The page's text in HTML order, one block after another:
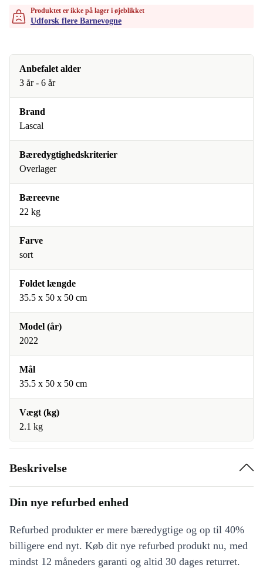
Produktet er ikke på lager i øjeblikket
Udforsk flere Barnevogne
Anbefalet alder
3 år - 6 år
Brand
Lascal
Bæredygtighedskriterier
Overlager
Bæreevne
22 kg
Farve
sort
Foldet længde
35.5 x 50 x 50 cm
Model (år)
2022
Mål
35.5 x 50 x 50 cm
Vægt (kg)
2.1 kg
Beskrivelse
Din nye refurbed enhed
Refurbed produkter er mere bæredygtige og op til 40%
billigere end nyt. Køb dit nye refurbed produkt nu, med
mindst 12 måneders garanti og altid 30 dages returret.